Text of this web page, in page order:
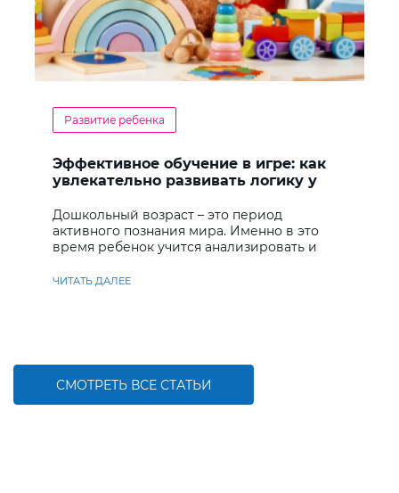
Развитие ребенка
Эффективное обучение в игре: как
увлекательно развивать логику у
Дошкольный возраст – это период
активного познания мира. Именно в это
время ребенок учится анализировать и
ЧИТАТЬ ДАЛЕЕ
СМОТРЕТЬ ВСЕ СТАТЬИ